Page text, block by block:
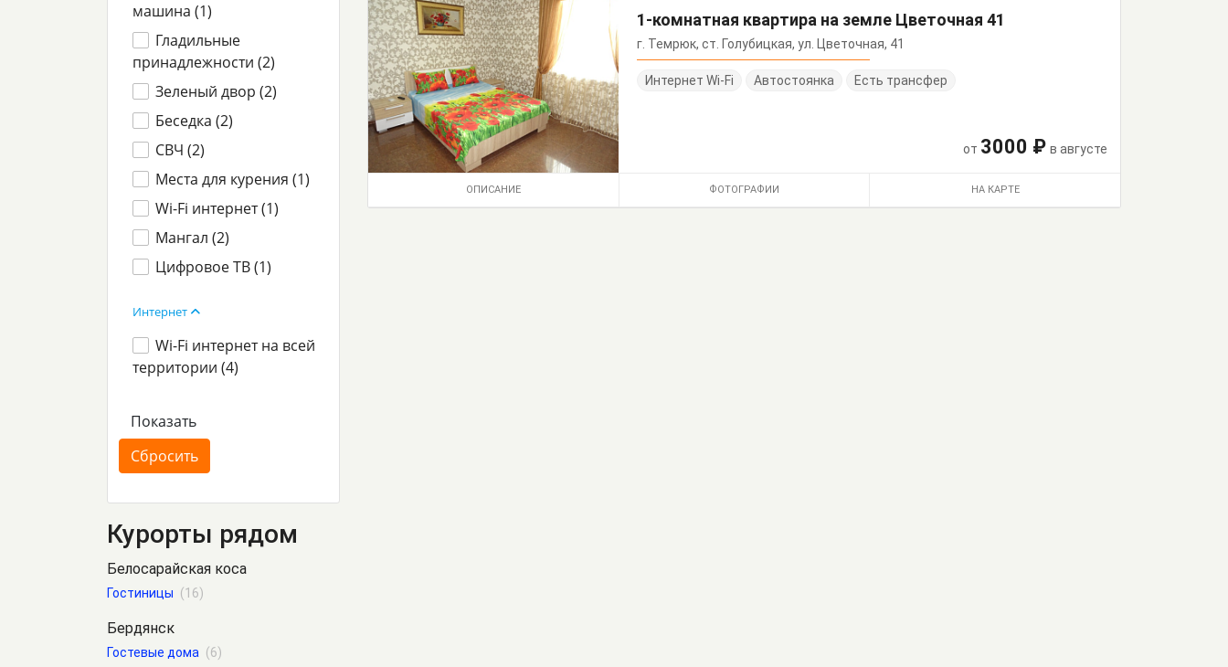
1-комнатная квартира на земле Цветочная 41
г. Темрюк, ст. Голубицкая, ул. Цветочная, 41
Интернет Wi-Fi Автостоянка Есть трансфер
от 3000 ₽ в августе
ОПИСАНИЕ ФОТОГРАФИИ НА КАРТЕ
машина (1)
Гладильные
принадлежности (2)
Зеленый двор (2)
Беседка (2)
СВЧ (2)
Места для курения (1)
Wi-Fi интернет (1)
Мангал (2)
Цифровое ТВ (1)
Интернет
Wi-Fi интернет на всей
территории (4)
Курорты рядом
Белосарайская коса
Гостиницы (16)
Бердянск
Гостевые дома (6)